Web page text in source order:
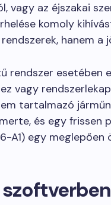
vagy az éjszakai
komoly
hanem a
rendszer esetében
vagy
tartalmazó
és egy frissen
A1) egy